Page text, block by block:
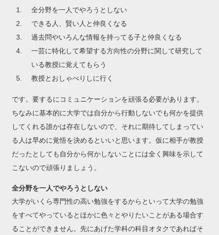
全分野を一人でやろうとしない
できる人、賢い人と仲良くなる
過去問やいろんな情報を持ってる子と仲良くなる
一芸に特化して希望する方向性の分野に関して研究して
いる教授に覚えてもらう
教授とおしゃべりしに行く
です。要するにコミュニケーションを頑張る必要があります。
ちなみに基本的に大学では自分から行動しないでも何かを提供
してくれる誰かは存在しないので、それに期待してしまってい
る人は早めに覚悟を決めるといいと思います。仮に相手が教授
だったとしても自分から何かしないことには全く興味を示して
こないので頑張りましょう。
全分野を一人でやろうとしない
大学がいくら専門性の高い勉強をするからといって大学の勉強
をすべてやっているとほかに色々とやりたいことがある場合す
ることができません。先にあげた学科の科目オタクであればそ